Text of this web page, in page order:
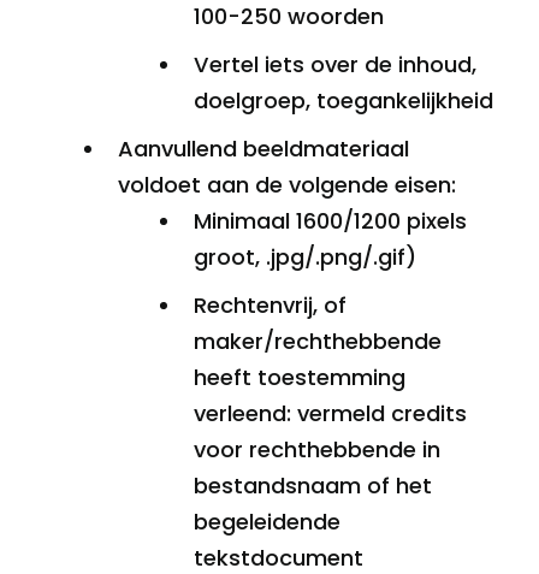
100-250 woorden
Vertel iets over de inhoud,
doelgroep, toegankelijkheid
Aanvullend beeldmateriaal
voldoet aan de volgende eisen:
Minimaal 1600/1200 pixels
groot, .jpg/.png/.gif)
Rechtenvrij, of
maker/rechthebbende
heeft toestemming
verleend: vermeld credits
voor rechthebbende in
bestandsnaam of het
begeleidende
tekstdocument